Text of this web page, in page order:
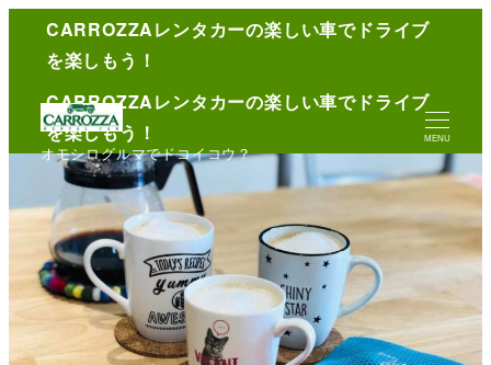
CARROZZAレンタカーの楽しい車でドライブ
を楽しもう！
オモシログルマでドコイコウ？
MENU
English
CARROZZAレンタカーの楽しい車でドライブ
を楽しもう！